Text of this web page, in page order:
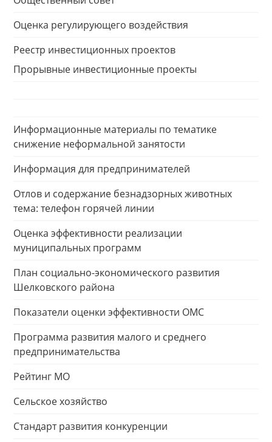
Оценка регулирующего воздействия
Реестр инвестиционных проектов
Прорывные инвестиционные проекты
Информационные материалы по тематике
снижение неформальной занятости
Информация для предпринимателей
Отлов и содержание безнадзорных животных
тема: телефон горячей линии
Оценка эффективности реализации
муниципальных программ
План социально-экономического развития
Шелковского района
Показатели оценки эффективности ОМС
Программа развития малого и среднего
предпринимательства
Рейтинг МО
Сельское хозяйство
Стандарт развития конкуренции